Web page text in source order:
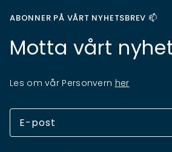
ABONNER PÅ VÅRT NYHETSBREV 📫
Motta vårt
Les om vår Personvern her